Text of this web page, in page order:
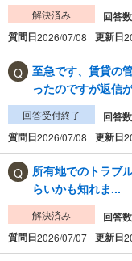
解決済み 回答数
質問日2026/07/08 更新日
至急です、賃貸の
ったのですが返信
回答受付終了 回答数
質問日2026/07/08 更新日
所有地でのトラブ
らいかも知れま...
解決済み 回答数
質問日2026/07/07 更新日